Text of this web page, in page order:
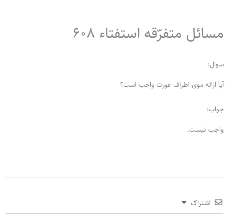
مسائل متفرّقه استفتاء 608
سوال:
آیا ازاله موی اطراف عورت واجب است؟
جواب:
واجب نیست.
اشتراک